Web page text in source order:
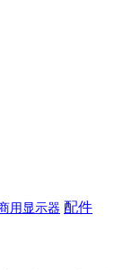
用显示器 配件